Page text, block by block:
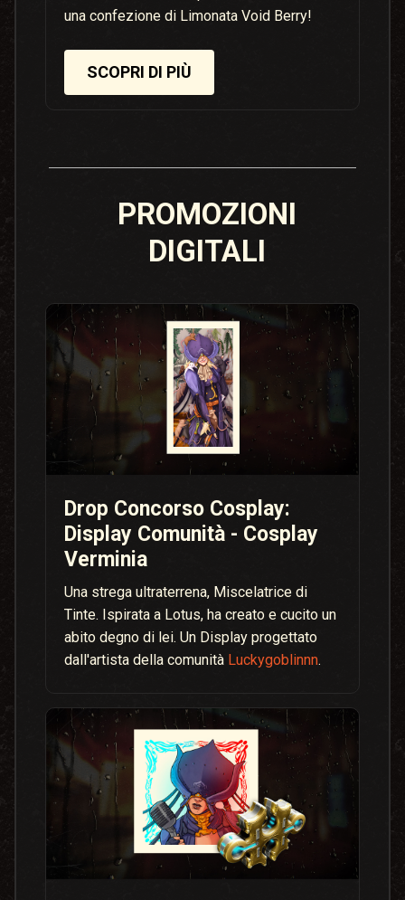
una confezione di Limonata Void Berry!
SCOPRI DI PIÙ
PROMOZIONI
DIGITALI
Drop Concorso Cosplay:
Display Comunità - Cosplay
Verminia
Una strega ultraterrena, Miscelatrice di
Tinte. Ispirata a Lotus, ha creato e cucito un
abito degno di lei. Un Display progettato
dall'artista della comunità Luckygoblinnn.